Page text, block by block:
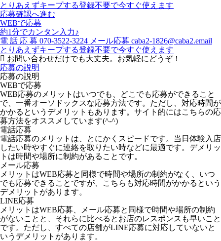
とりあえずキープする登録不要で今すぐ使えます
応募確認へ進む
WEBで応募
約1分でカンタン入力♪
電 話 応 募 070-3522-3224 メール応募 caba2-1826@caba2.email
とりあえずキープする登録不要で今すぐ使えます
お問い合わせだけでも大丈夫。お気軽にどうぞ！
応募の説明
応募の説明
WEBで応募
WEB応募のメリットはいつでも、どこでも応募ができること
で、一番オーソドックスな応募方法です。ただし、対応時間が
かかるというデメリットもあります。サイト的にはこちらの応
募方法をオススメしています(^-^)
電話応募
電話応募のメリットは、とにかくスピードです。当日体験入店
したい時やすぐに連絡を取りたい時などに最適です。デメリッ
トは時間や場所に制約があることです。
メール応募
メリットはWEB応募と同様で時間や場所の制約がなく、いつ
でも応募できることですが、こちらも対応時間がかかるという
デメリットがあります。
LINE応募
メリットはWEB応募、メール応募と同様で時間や場所の制約
がないことと、それらに比べるとお店のレスポンスも早いこと
です。ただし、すべての店舗がLINE応募に対応していないと
いうデメリットがあります。